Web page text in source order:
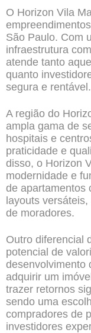
O Horizon Vila
São Paulo. Com
infraestrutura
atende tanto
quanto
segura e rentável.
A região do
ampla gama de
hospitais e
praticidade e
disso, o Horizon
modernidade e
de apartamentos
layouts
de moradores.
Outro diferencial
potencial de
desenvolvimento
adquirir um
trazer retornos
sendo uma
compradores de
investidores